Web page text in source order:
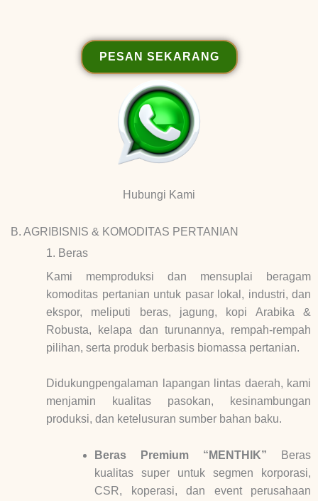
PESAN SEKARANG
Hubungi Kami
B. AGRIBISNIS & KOMODITAS PERTANIAN
1. Beras
Kami memproduksi dan mensuplai beragam
komoditas pertanian untuk pasar lokal, industri, dan
ekspor, meliputi beras, jagung, kopi Arabika &
Robusta, kelapa dan turunannya, rempah-rempah
pilihan, serta produk berbasis biomassa pertanian.
Didukungpengalaman lapangan lintas daerah, kami
menjamin kualitas pasokan, kesinambungan
produksi, dan ketelusuran sumber bahan baku.
Beras Premium “MENTHIK”
Beras
kualitas super untuk segmen korporasi,
CSR, koperasi, dan event perusahaan